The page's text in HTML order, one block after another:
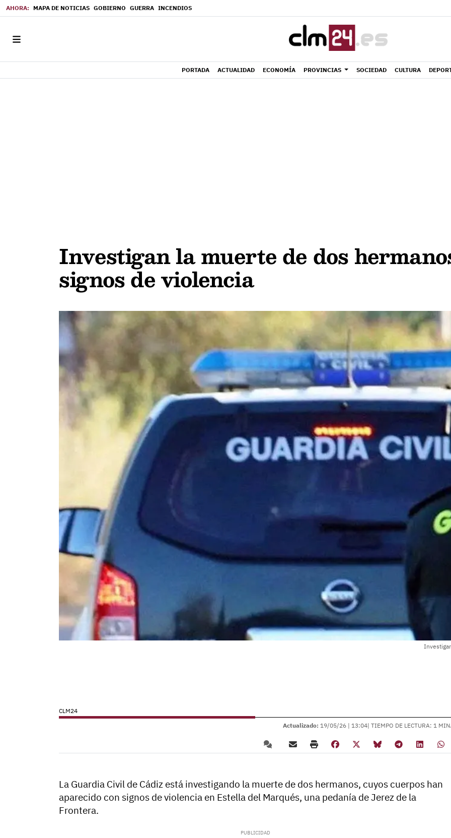
MAPA DE NOTICIAS GOBIERNO GUERRA INCENDIOS
PORTADA ACTUALIDAD ECONOMÍA PROVINCIAS SOCIEDAD CULTURA
Investigan la muerte de dos
signos de violencia
CLM24
Actualizado: 19/05/26 | 13:04| TIEMPO DE LECTURA: 1 MIN.
La Guardia Civil de Cádiz está investigando la muerte de dos hermanos, cuyos cuerpos han
aparecido con signos de violencia en Estella del Marqués, una pedanía de Jerez de la
Frontera.